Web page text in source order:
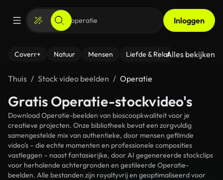
Inloggen
Coverr+ Natuur Mensen Liefde & Relaties - Fitness
Alles bekijken
Thuis Stock video beelden Operatie
Gratis Operatie-stockvideo's
Download Operatie-beelden van bioscoopkwaliteit voor je
creatieve projecten. Onze bibliotheek bevat een zorgvuldig
samengestelde mix van authentieke, door mensen gefilmde
video's – die echte momenten en professionele composities
vastleggen – naast fantasierijke, door AI gegenereerde stockclips
voor herhalende achtergronden en gestileerde Operatie-
beelden. Alle bestanden zijn royaltyvrij en geoptimaliseerd voor